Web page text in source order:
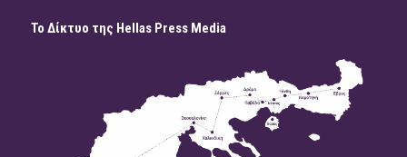
Το Δίκτυο της Hellas Press Media